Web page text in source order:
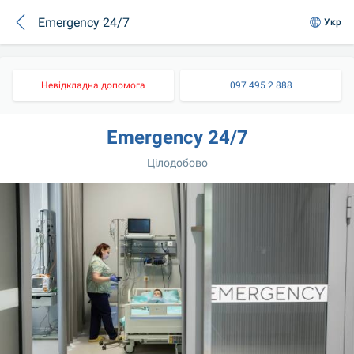
Emergency 24/7 Укр
Невідкладна допомога 097 495 2 888
Emergency 24/7
Цілодобово